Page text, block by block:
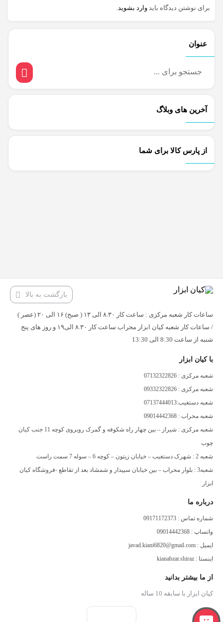
عنوان
آخرین های وبلاگ
از پارس کالا برای شما
برای نوشتن دیدگاه باید وارد بشوید.
بازگشت به بالا
ساعات کار شعبه مرکزی : ساعت کار ۸.۳۰ الی ۱۳ ( صبح) ۱۶ الی ۲۰ (عصر )
/ ساعات کار شعبه کیان ابزار محراب ساعت کار ۸.۳۰ الی۱۹ و روز های پنج
شنبه از ساعت 8:30 الی 13:30
با کیان ابزار
شعبه مرکزی : 07132322826
شعبه مرکزی : 09332322826
شعبه دستغیب:07137444013
شعبه محراب : 09014442368
شعبه مرکزی : شیراز – بین چهار راه شکوفه و گمرک روبروی کوچه 11 جنب کیان
چوب
شعبه 2 : شهرک دستغیب – خیابان زیتون – کوچه 6 – سوله 7 سمت راست
شعبه3 : بلوار محراب – بین خیابان سپیدار و شمشاد بعد از تقاطع -فروشگاه کیان
ابزار
درباره ما
شماره تماس : 09171172373
واتساپ : 09014442368
ایمیل : javad.kiani6820@gmail.com
اینستا : kianabzar.shiraz
از ما بیشتر بدانید
کیان ابزار با سابقه 10 ساله